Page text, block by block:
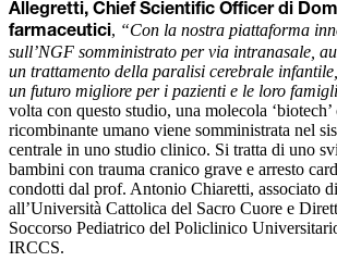
Allegretti, Chief Scientific Officer di
farmaceutici, “Con la nostra piattaforma
sull’NGF somministrato per via intranasale,
un trattamento della paralisi cerebrale
un futuro migliore per i pazienti e le loro
volta con questo studio, una molecola
ricombinante umano viene somministrata nel
centrale in uno studio clinico. Si tratta di uno
bambini con trauma cranico grave e arresto
condotti dal prof. Antonio Chiaretti, associato
all’Università Cattolica del Sacro Cuore e
Soccorso Pediatrico del Policlinico
IRCCS.